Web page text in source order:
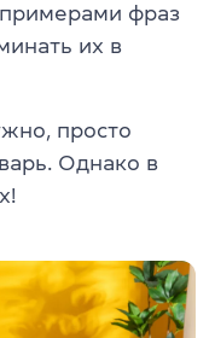
фраз
их в
просто
Однако в